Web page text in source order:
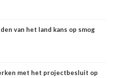
van het land kans op smog
met het projectbesluit op